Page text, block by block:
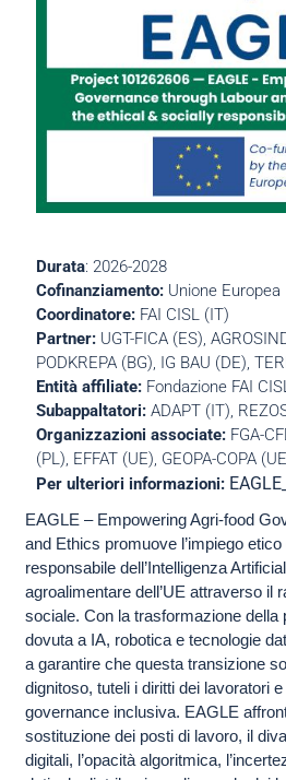
Durata: 2026-2028
Cofinanziamento: Unione Europea
Coordinatore: FAI CISL (IT)
Partner: UGT-FICA (ES),
PODKREPA (BG), IG BAU (DE),
Entità affiliate: Fondazione FAI
Subappaltatori: ADAPT (IT),
Organizzazioni associate: FGA-
(PL), EFFAT (UE), GEOPA-COPA
Per ulteriori informazioni:
EAGLE – Empowering Agri-food
and Ethics promuove l’impiego
responsabile dell’Intelligenza
agroalimentare dell’UE attraverso il
sociale. Con la trasformazione della
dovuta a IA, robotica e tecnologie
a garantire che questa transizione
dignitoso, tuteli i diritti dei lavoratori
governance inclusiva. EAGLE
sostituzione dei posti di lavoro, il
digitali, l’opacità algoritmica,